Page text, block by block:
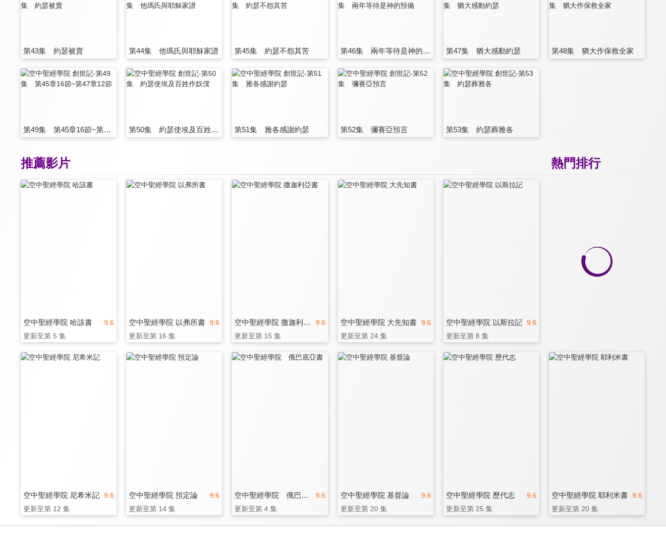
第43集 約瑟被賣 第44集 他瑪氏與耶穌家譜 第45集 約瑟不怨其苦 第46集 兩年等待是神的預備 第47集 猶大感動約瑟 第48集 猶大作保救全家
第49集 第45章16節~第47章12節 第50集 約瑟使埃及百姓作奴僕 第51集 雅各感謝約瑟 第52集 彌賽亞預言 第53集 約瑟葬雅各
熱門排行
推薦影片
9.6
空中聖經學院 哈該書
更新至第 5 集
9.6
空中聖經學院 以弗所書
更新至第 16 集
9.6
空中聖經學院 撒迦利亞書
更新至第 15 集
9.6
空中聖經學院 大先知書
更新至第 24 集
9.6
空中聖經學院 以斯拉記
更新至第 8 集
9.6
空中聖經學院 尼希米記
更新至第 12 集
9.6
空中聖經學院 預定論
更新至第 14 集
9.6
空中聖經學院 俄巴底亞書
更新至第 4 集
9.6
空中聖經學院 基督論
更新至第 20 集
9.6
空中聖經學院 歷代志
更新至第 25 集
9.6
空中聖經學院 耶利米書
更新至第 20 集